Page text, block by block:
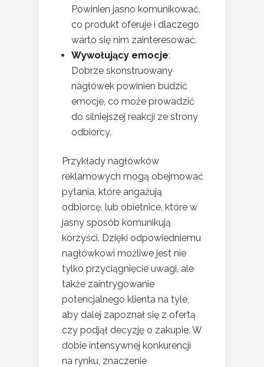
Powinien jasno komunikować,
co produkt oferuje i dlaczego
warto się nim zainteresować.
Wywołujący emocje:
Dobrze skonstruowany
nagłówek powinien budzić
emocje, co może prowadzić
do silniejszej reakcji ze strony
odbiorcy.
Przykłady nagłówków
reklamowych mogą obejmować
pytania, które angażują
odbiorcę, lub obietnice, które w
jasny sposób komunikują
korzyści. Dzięki odpowiedniemu
nagłówkowi możliwe jest nie
tylko przyciągnięcie uwagi, ale
także zaintrygowanie
potencjalnego klienta na tyle,
aby dalej zapoznał się z ofertą
czy podjął decyzję o zakupie. W
dobie intensywnej konkurencji
na rynku, znaczenie